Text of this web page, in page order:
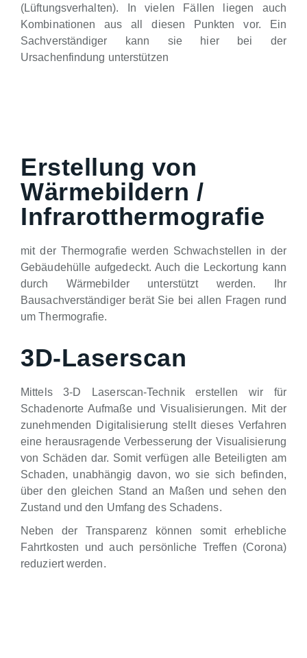
(Lüftungsverhalten). In vielen Fällen liegen auch
Kombinationen aus all diesen Punkten vor. Ein
Sachverständiger kann sie hier bei der
Ursachenfindung unterstützen
Erstellung von
Wärmebildern /
Infrarotthermografie
mit der Thermografie werden Schwachstellen in der
Gebäudehülle aufgedeckt. Auch die Leckortung kann
durch Wärmebilder unterstützt werden. Ihr
Bausachverständiger berät Sie bei allen Fragen rund
um Thermografie.
3D-Laserscan
Mittels 3-D Laserscan-Technik erstellen wir für
Schadenorte Aufmaße und Visualisierungen. Mit der
zunehmenden Digitalisierung stellt dieses Verfahren
eine herausragende Verbesserung der Visualisierung
von Schäden dar. Somit verfügen alle Beteiligten am
Schaden, unabhängig davon, wo sie sich befinden,
über den gleichen Stand an Maßen und sehen den
Zustand und den Umfang des Schadens.
Neben der Transparenz können somit erhebliche
Fahrtkosten und auch persönliche Treffen (Corona)
reduziert werden.